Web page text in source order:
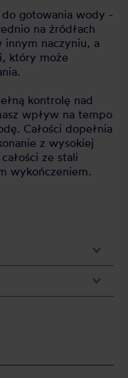
gotowania wody -
na źródłach
innym naczyniu, a
który może
kontrolę nad
wpływ na tempo
Całości dopełnia
z wysokiej
ze stali
wykończeniem.